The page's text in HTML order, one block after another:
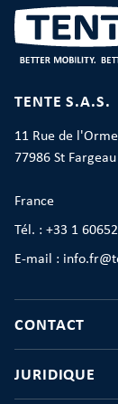
TENTE S.A.S.
11 Rue de
77986 St
France
Tél. : +33 1
E-mail :
CONTACT
JURIDIQUE